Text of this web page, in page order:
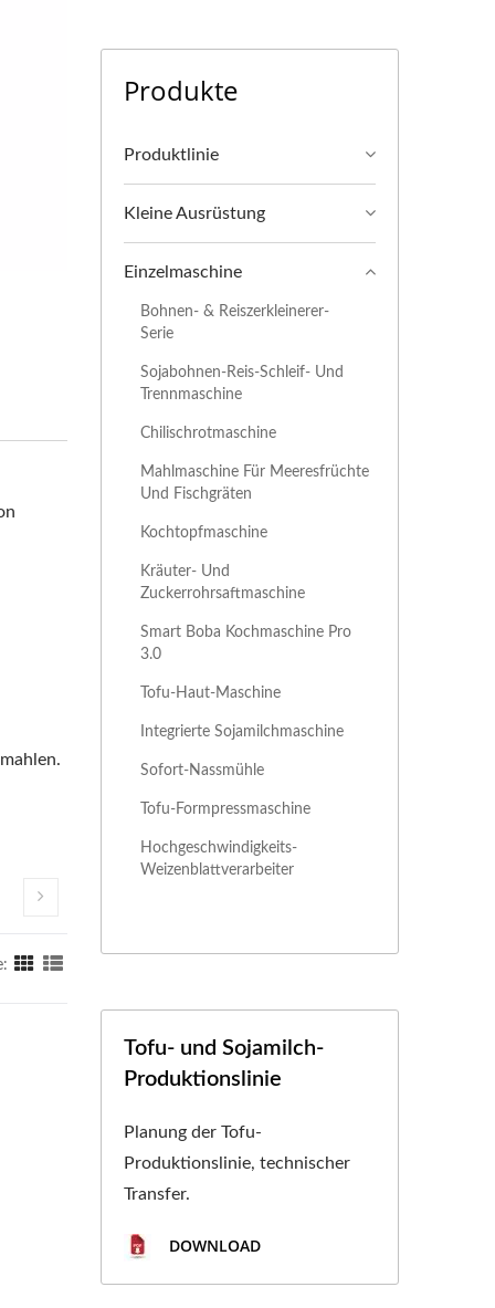
Produkte
Produktlinie
Kleine Ausrüstung
Einzelmaschine
Bohnen- & Reiszerkleinerer-
Serie
Sojabohnen-Reis-Schleif- Und
Trennmaschine
Chilischrotmaschine
Mahlmaschine Für Meeresfrüchte
Und Fischgräten
Kochtopfmaschine
Kräuter- Und
Zuckerrohrsaftmaschine
Smart Boba Kochmaschine Pro
3.0
Tofu-Haut-Maschine
Integrierte Sojamilchmaschine
Sofort-Nassmühle
Tofu-Formpressmaschine
Hochgeschwindigkeits-
Weizenblattverarbeiter
Tofu- und Sojamilch-
Produktionslinie
Planung der Tofu-
Produktionslinie, technischer
Transfer.
DOWNLOAD